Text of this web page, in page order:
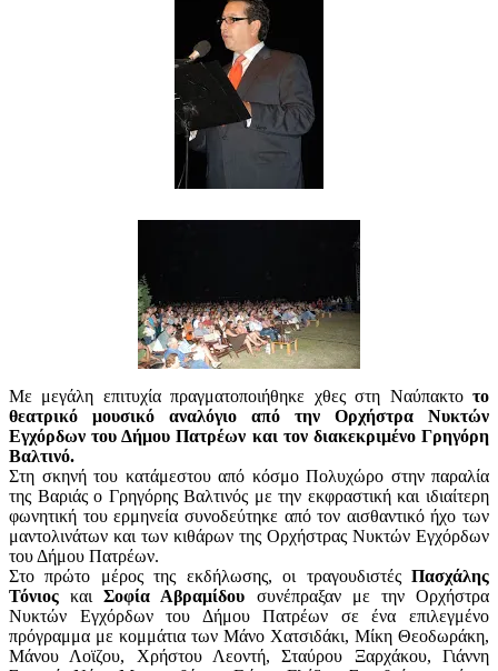
Με μεγάλη επιτυχία πραγματοποιήθηκε χθες στη Ναύπακτο το
θεατρικό μουσικό αναλόγιο από την Ορχήστρα Νυκτών
Εγχόρδων του Δήμου Πατρέων και τον διακεκριμένο Γρηγόρη
Βαλτινό.
Στη σκηνή του κατάμεστου από κόσμο Πολυχώρο στην παραλία
της Βαριάς ο Γρηγόρης Βαλτινός με την εκφραστική και ιδιαίτερη
φωνητική του ερμηνεία συνοδεύτηκε από τον αισθαντικό ήχο των
μαντολινάτων και των κιθάρων της Ορχήστρας Νυκτών Εγχόρδων
του Δήμου Πατρέων.
Στο πρώτο μέρος της εκδήλωσης, οι τραγουδιστές Πασχάλης
Τόνιος καιΣοφία Αβραμίδου συνέπραξαν με την Ορχήστρα
Νυκτών Εγχόρδων του Δήμου Πατρέων σε ένα επιλεγμένο
πρόγραμμα με κομμάτια των Μάνο Χατσιδάκι, Μίκη Θεοδωράκη,
Μάνου Λοϊζου, Χρήστου Λεοντή, Σταύρου Ξαρχάκου, Γιάννη